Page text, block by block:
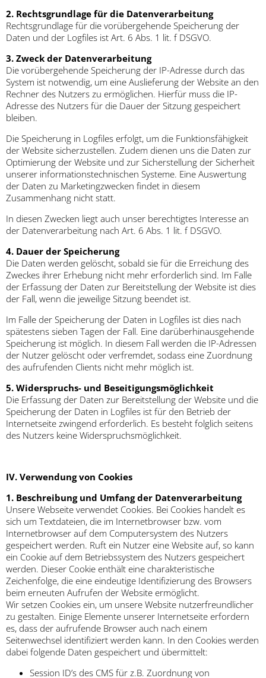
2. Rechtsgrundlage für die Datenverarbeitung
Rechtsgrundlage für die vorübergehende Speicherung der
Daten und der Logfiles ist Art. 6 Abs. 1 lit. f DSGVO.
3. Zweck der Datenverarbeitung
Die vorübergehende Speicherung der IP-Adresse durch das
System ist notwendig, um eine Auslieferung der Website an den
Rechner des Nutzers zu ermöglichen. Hierfür muss die IP-
Adresse des Nutzers für die Dauer der Sitzung gespeichert
bleiben.
Die Speicherung in Logfiles erfolgt, um die Funktionsfähigkeit
der Website sicherzustellen. Zudem dienen uns die Daten zur
Optimierung der Website und zur Sicherstellung der Sicherheit
unserer informationstechnischen Systeme. Eine Auswertung
der Daten zu Marketingzwecken findet in diesem
Zusammenhang nicht statt.
In diesen Zwecken liegt auch unser berechtigtes Interesse an
der Datenverarbeitung nach Art. 6 Abs. 1 lit. f DSGVO.
4. Dauer der Speicherung
Die Daten werden gelöscht, sobald sie für die Erreichung des
Zweckes ihrer Erhebung nicht mehr erforderlich sind. Im Falle
der Erfassung der Daten zur Bereitstellung der Website ist dies
der Fall, wenn die jeweilige Sitzung beendet ist.
Im Falle der Speicherung der Daten in Logfiles ist dies nach
spätestens sieben Tagen der Fall. Eine darüberhinausgehende
Speicherung ist möglich. In diesem Fall werden die IP-Adressen
der Nutzer gelöscht oder verfremdet, sodass eine Zuordnung
des aufrufenden Clients nicht mehr möglich ist.
5. Widerspruchs- und Beseitigungsmöglichkeit
Die Erfassung der Daten zur Bereitstellung der Website und die
Speicherung der Daten in Logfiles ist für den Betrieb der
Internetseite zwingend erforderlich. Es besteht folglich seitens
des Nutzers keine Widerspruchsmöglichkeit.
IV. Verwendung von Cookies
1. Beschreibung und Umfang der Datenverarbeitung
Unsere Webseite verwendet Cookies. Bei Cookies handelt es
sich um Textdateien, die im Internetbrowser bzw. vom
Internetbrowser auf dem Computersystem des Nutzers
gespeichert werden. Ruft ein Nutzer eine Website auf, so kann
ein Cookie auf dem Betriebssystem des Nutzers gespeichert
werden. Dieser Cookie enthält eine charakteristische
Zeichenfolge, die eine eindeutige Identifizierung des Browsers
beim erneuten Aufrufen der Website ermöglicht.
Wir setzen Cookies ein, um unsere Website nutzerfreundlicher
zu gestalten. Einige Elemente unserer Internetseite erfordern
es, dass der aufrufende Browser auch nach einem
Seitenwechsel identifiziert werden kann. In den Cookies werden
dabei folgende Daten gespeichert und übermittelt:
Session ID’s des CMS für z.B. Zuordnung von